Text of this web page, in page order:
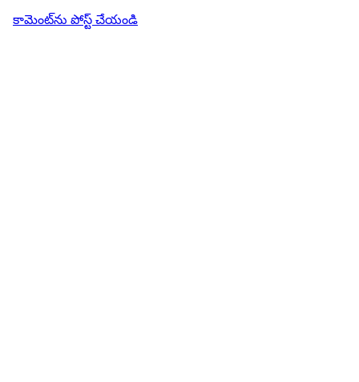
కామెంట్‌ను పోస్ట్ చేయండి